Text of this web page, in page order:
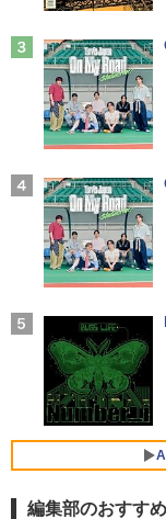
編集部のおすす